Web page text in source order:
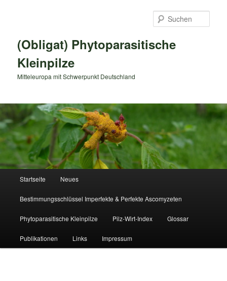
(Obligat) Phytoparasitische
Kleinpilze
Mitteleuropa mit Schwerpunkt Deutschland
Startseite Neues
Bestimmungsschlüssel Imperfekte & Perfekte Ascomyzeten
Phytoparasitische Kleinpilze Pilz-Wirt-Index Glossar
Publikationen Links Impressum